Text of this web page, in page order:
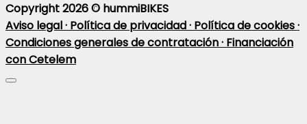
Copyright 2026 © hummiBIKES
Aviso legal · Política de privacidad · Política de cookies ·
Condiciones generales de contratación · Financiación
con Cetelem